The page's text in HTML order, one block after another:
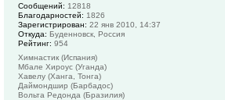
Сообщений: 12818
Благодарностей: 1826
Зарегистрирован: 22 янв 2010, 14:37
Откуда: Буденновск, Россия
Рейтинг: 954
Химнастик (Испания)
Мбале Хироус (Уганда)
Хавелу (Ханга, Тонга)
Даймондшир (Барбадос)
Вольта Редонда (Бразилия)